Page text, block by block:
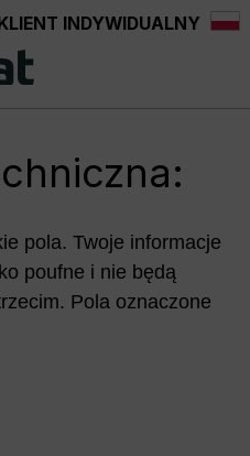
INDYWIDUALNY
pola. Twoje informacje
poufne i nie będą
Pola oznaczone